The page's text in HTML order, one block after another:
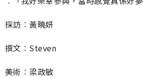
採訪︰黃曉妍
撰文︰Steven
美術︰梁政敏